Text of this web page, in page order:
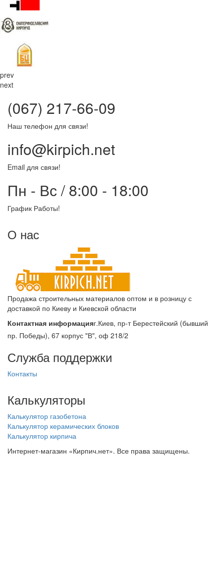
prev
next
(067) 217-66-09
Наш телефон для связи!
info@kirpich.net
Email для связи!
Пн - Вс / 8:00 - 18:00
График Работы!
О нас
Продажа строительных материалов оптом и в розницу с
доставкой по Киеву и Киевской области
Контактная информацияг.Киев, пр-т Берестейский (бывший
пр. Победы), 67 корпус "В", оф 218/2
Служба поддержки
Контакты
Калькуляторы
Калькулятор газобетона
Калькулятор керамических блоков
Калькулятор кирпича
Интернет-магазин «Кирпич.нет». Все права защищены.